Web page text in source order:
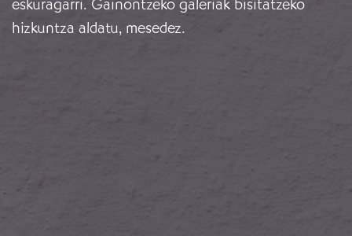
eskuragarri. Gainontzeko galeriak bisitatzeko
hizkuntza aldatu, mesedez.